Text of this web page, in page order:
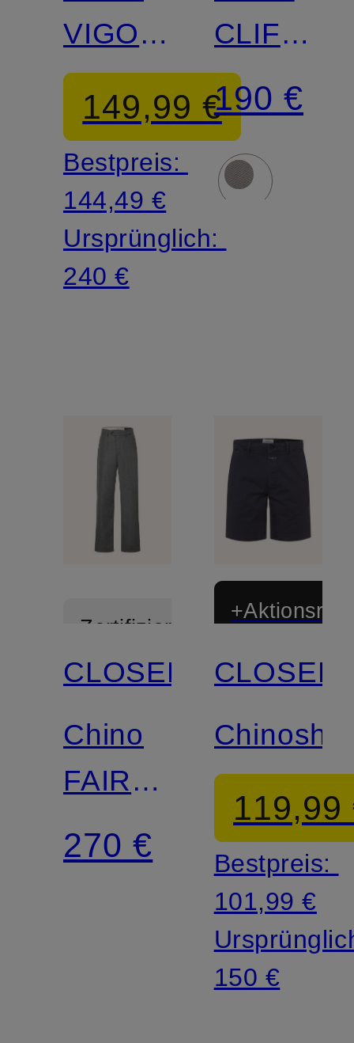
VIGO
Regular
Fit149,99 €
Bestpreis:
144,49 €
Ursprünglich:
240 €
CLIFTON
TRUE
Regular
Fit
190 €
Zertifiziert
CLOSED
Chino
FAIRPORT
Relaxed
Fit
270 €
Zertifiziert
CLOSED
119,99
Bestpreis:
101,99 €
150 €